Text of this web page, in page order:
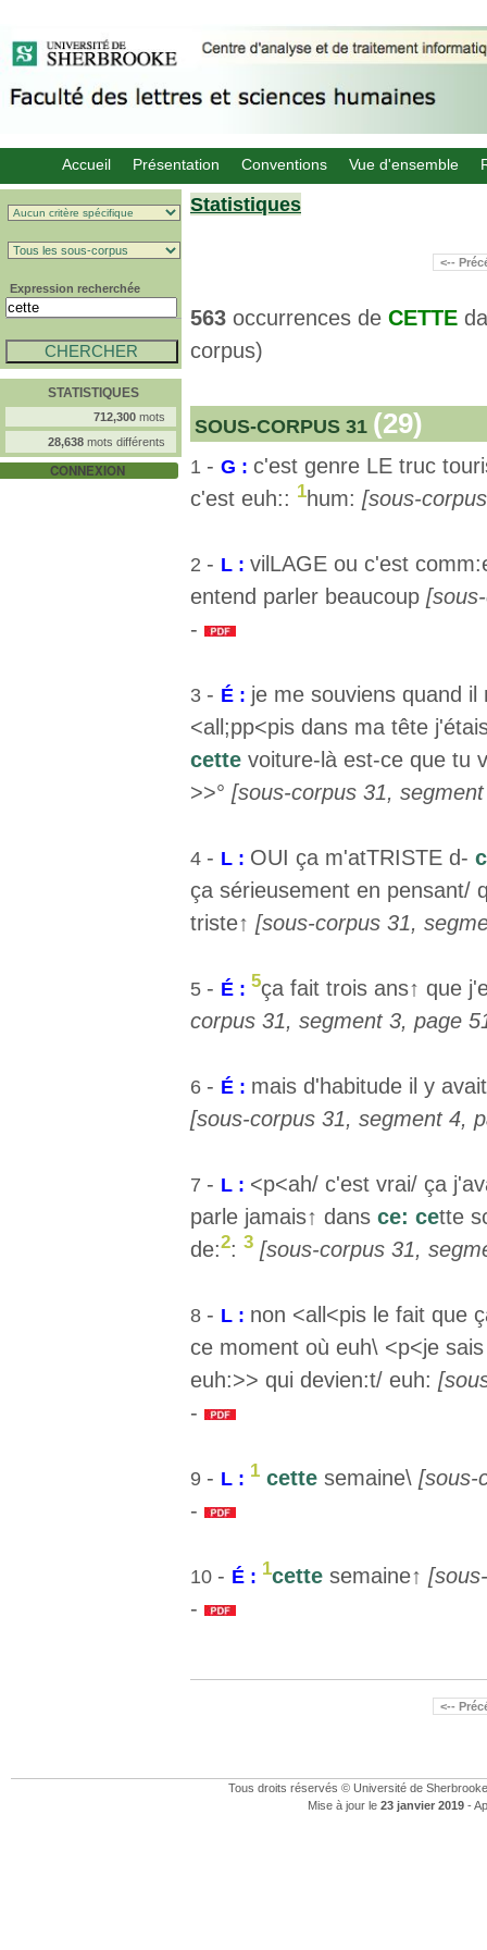
Accueil Présentation Conventions Vue d'ensemble
Expression recherchée
STATISTIQUES
712,300 mots
28,638 mots différents
CONNEXION
Statistiques
<--
563 occurrences de CETTE
corpus)
SOUS-CORPUS 31 (29)
1 - G : c'est genre LE truc
c'est euh:: 1hum: [sous-
2 - L : vilLAGE ou c'est
entend parler beaucoup
-
3 - É : je me souviens quand
<all;pp<pis dans ma tête
cette voiture-là est-ce que tu
>>° [sous-corpus 31,
4 - L : OUI ça m'atTRISTE d-
ça sérieusement en pensant/
triste↑ [sous-corpus 31,
5 - É : 5ça fait trois ans↑ que
corpus 31, segment 3, page
6 - É : mais d'habitude il y
[sous-corpus 31, segment 4,
7 - L : <p<ah/ c'est vrai/ ça
parle jamais↑ dans ce: cette
de:2: 3 [sous-corpus 31,
8 - L : non <all<pis le fait que
ce moment où euh\ <p<je
euh:>> qui devien:t/ euh:
-
9 - L : 1 cette semaine\ [sous-
-
10 - É : 1cette semaine↑
-
<--
Tous droits réservés © Université de
Mise à jour le 23 janvier 2019-